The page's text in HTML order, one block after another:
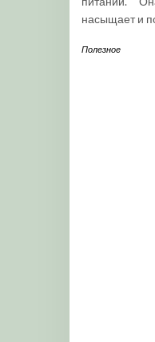
насыщает и
Полезное